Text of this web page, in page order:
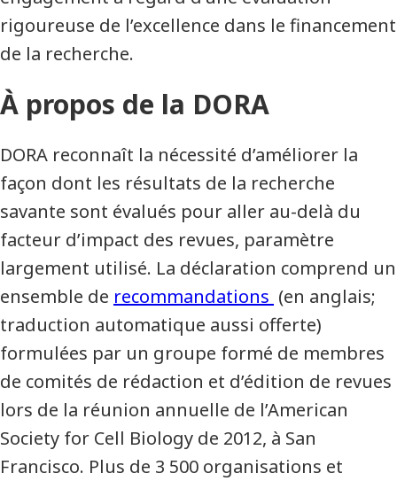
rigoureuse de l’excellence dans le financement
de la recherche.
À propos de la DORA
DORA reconnaît la nécessité d’améliorer la
façon dont les résultats de la recherche
savante sont évalués pour aller au-delà du
facteur d’impact des revues, paramètre
largement utilisé. La déclaration comprend un
ensemble de recommandations (en anglais;
traduction automatique aussi offerte)
formulées par un groupe formé de membres
de comités de rédaction et d’édition de revues
lors de la réunion annuelle de l’American
Society for Cell Biology de 2012, à San
Francisco. Plus de 3 500 organisations et